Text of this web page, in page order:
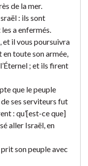
de la mer.
: ils sont
a enfermés.
et il vous poursuivra
toute son armée,
; et ils firent
que le peuple
ses serviteurs fut
: qu’[est-ce que]
aller Israël, en
son peuple avec